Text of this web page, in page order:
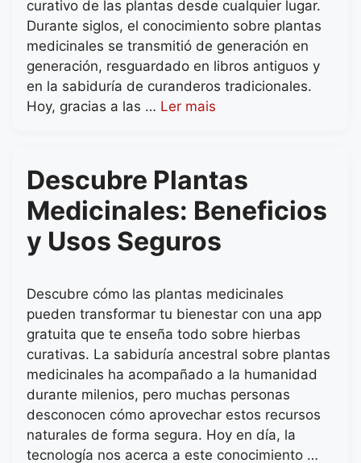
curativo de las plantas desde cualquier lugar.
Durante siglos, el conocimiento sobre plantas
medicinales se transmitió de generación en
generación, resguardado en libros antiguos y
en la sabiduría de curanderos tradicionales.
Hoy, gracias a las … Ler mais
Descubre Plantas
Medicinales: Beneficios
y Usos Seguros
Descubre cómo las plantas medicinales
pueden transformar tu bienestar con una app
gratuita que te enseña todo sobre hierbas
curativas. La sabiduría ancestral sobre plantas
medicinales ha acompañado a la humanidad
durante milenios, pero muchas personas
desconocen cómo aprovechar estos recursos
naturales de forma segura. Hoy en día, la
tecnología nos acerca a este conocimiento …